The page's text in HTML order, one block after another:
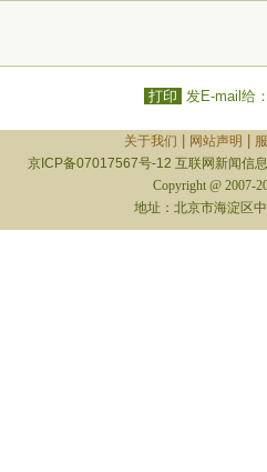
打印 发E-mail给
关于我们 网站声明
京ICP备07017567号-12 互联网新闻信
Copyright @ 2007-
地址：北京市海淀区